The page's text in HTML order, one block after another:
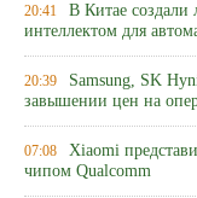
20:41 В Китае создали
интеллектом для
20:39 Samsung, SK
завышении цен на
07:08 Xiaomi
чипом Qualcomm